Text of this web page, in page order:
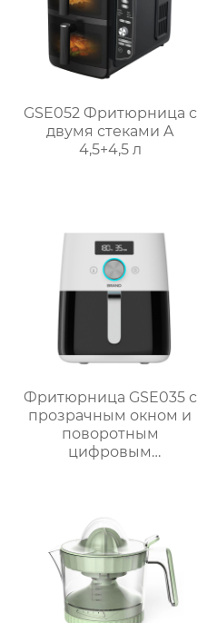
GSE052 Фритюрница с
двумя стеками A
4,5+4,5 л
Фритюрница GSE035 с
прозрачным окном и
поворотным
цифровым